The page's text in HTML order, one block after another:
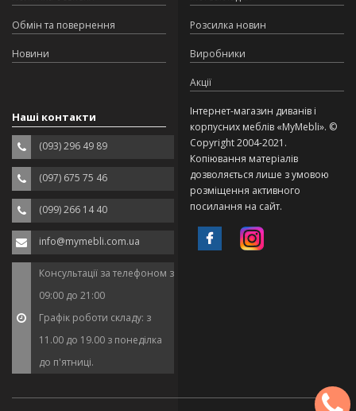
Обмін та повернення
Новини
Розсилка новин
Виробники
Акції
Наші контакти
(093) 296 49 89
(097) 675 75 46
(099) 266 14 40
info@mymebli.com.ua
Консультації за телефоном з
09:00 до 21:00
Графік роботи складу: з
11.00 до 19.00 з понеділка
до п'ятниці.
Інтернет-магазин диванів і
корпусних меблів «MyMebli». ©
Copyright 2004-2021.
Копіювання матеріалів
дозволяється лише з умовою
розміщення активного
посилання на сайт.